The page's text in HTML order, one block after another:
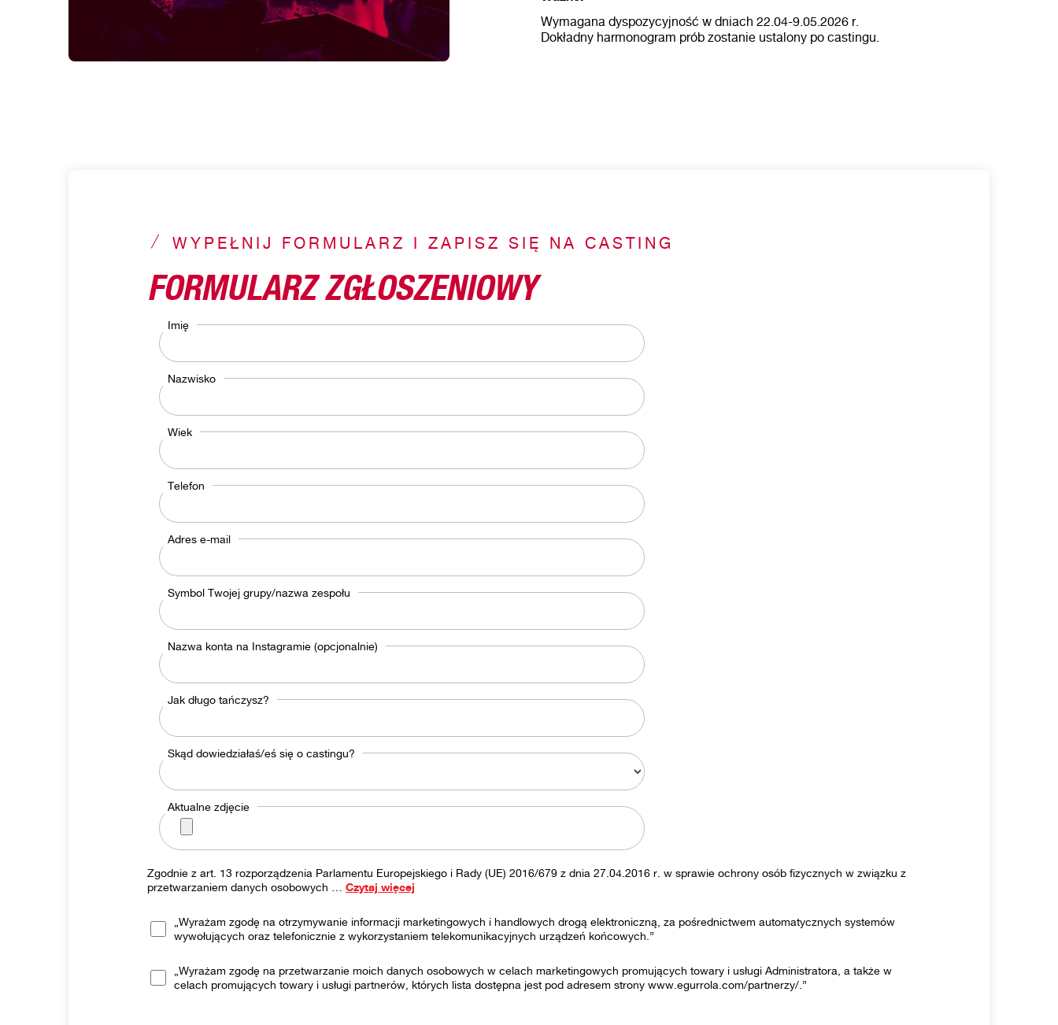
Wymagana dyspozycyjność w dniach 22.04-9.05.2026 r.
Dokładny harmonogram prób zostanie ustalony po castingu.
WYPEŁNIJ FORMULARZ I ZAPISZ SIĘ NA CASTING
FORMULARZ ZGŁOSZENIOWY
Imię
Nazwisko
Wiek
Telefon
Adres e-mail
Symbol Twojej grupy/nazwa zespołu
Nazwa konta na Instagramie (opcjonalnie)
Jak długo tańczysz?
Skąd dowiedziałaś/eś się o castingu?
Aktualne zdjęcie
Zgodnie z art. 13 rozporządzenia Parlamentu Europejskiego i Rady (UE) 2016/679 z dnia 27.04.2016 r. w sprawie ochrony osób fizycznych w związku z
przetwarzaniem danych osobowych
Czytaj więcej
„Wyrażam zgodę na otrzymywanie informacji marketingowych i handlowych drogą elektroniczną, za pośrednictwem automatycznych systemów
wywołujących oraz telefonicznie z wykorzystaniem telekomunikacyjnych urządzeń końcowych.”
„Wyrażam zgodę na przetwarzanie moich danych osobowych w celach marketingowych promujących towary i usługi Administratora, a także w
celach promujących towary i usługi partnerów, których lista dostępna jest pod adresem strony www.egurrola.com/partnerzy/.”